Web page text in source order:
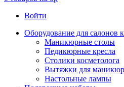
Войти
Оборудование для салонов
Маникюрные столы
Педикюрные кресла
Столики косметолога
Вытяжки для
Настольные лампы